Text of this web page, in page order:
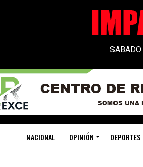
NACIONAL OPINIÓN DEPORTES